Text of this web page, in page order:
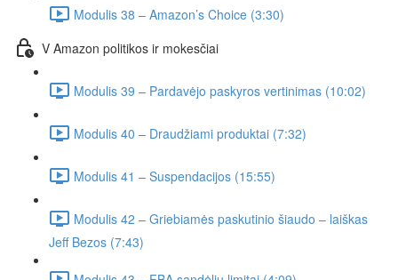
Modulis 38 – Amazon’s Choice (3:30)
V Amazon politikos ir mokesčiai
Modulis 39 – Pardavėjo paskyros vertinimas (10:02)
Modulis 40 – Draudžiami produktai (7:32)
Modulis 41 – Suspendacijos (15:55)
Modulis 42 – Griebiamės paskutinio šiaudo – laiškas
Jeff Bezos (7:43)